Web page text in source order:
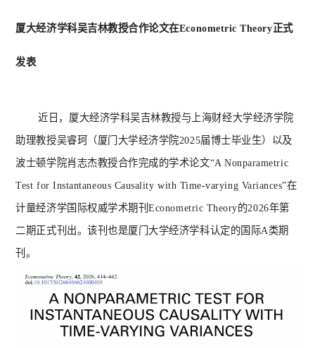
厦大经济学科吴吉林教授合作论文在Econometric Theory正式
发表
近日，厦大经济学科吴吉林教授与上海财经大学经济学院
助理教授吴睿珂（厦门大学经济学院2025届博士毕业生）以及
波士顿学院肖志杰教授合作完成的学术论文“A Nonparametric
Test for Instantaneous Causality with Time-varying Variances”在
计量经济学国际权威学术期刊Econometric Theory的2026年第
二期正式刊出。该刊也是厦门大学经济学科认定的国际A类期
刊。